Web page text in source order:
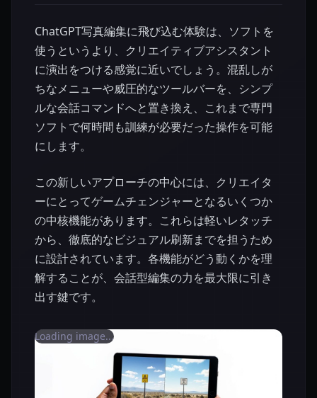
ChatGPT写真編集に飛び込む体験は、ソフトを
使うというより、クリエイティブアシスタント
に演出をつける感覚に近いでしょう。混乱しが
ちなメニューや威圧的なツールバーを、シンプ
ルな会話コマンドへと置き換え、これまで専門
ソフトで何時間も訓練が必要だった操作を可能
にします。
この新しいアプローチの中心には、クリエイタ
ーにとってゲームチェンジャーとなるいくつか
の中核機能があります。これらは軽いレタッチ
から、徹底的なビジュアル刷新までを担うため
に設計されています。各機能がどう動くかを理
解することが、会話型編集の力を最大限に引き
出す鍵です。
Loading image...